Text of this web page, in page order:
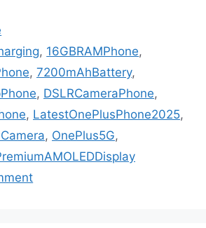
, 16GBRAMPhone,
, 7200mAhBattery,
, DSLRCameraPhone,
, LatestOnePlusPhone2025,
, OnePlus5G,